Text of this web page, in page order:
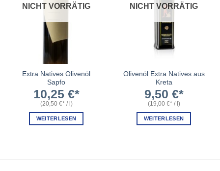
NICHT VORRÄTIG
Extra Natives Olivenöl
Sapfo
10,25 €
(20,50 € / )
WEITERLESEN
NICHT VORRÄTIG
Olivenöl Extra Natives aus
Kreta
9,50 €
(19,00 € / )
WEITERLESEN